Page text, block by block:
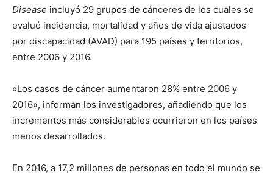
Disease incluyó 29 grupos de cánceres de los cuales se
evaluó incidencia, mortalidad y años de vida ajustados
por discapacidad (AVAD) para 195 países y territorios,
entre 2006 y 2016.
«Los casos de cáncer aumentaron 28% entre 2006 y
2016», informan los investigadores, añadiendo que los
incrementos más considerables ocurrieron en los países
menos desarrollados.
En 2016, a 17,2 millones de personas en todo el mundo se